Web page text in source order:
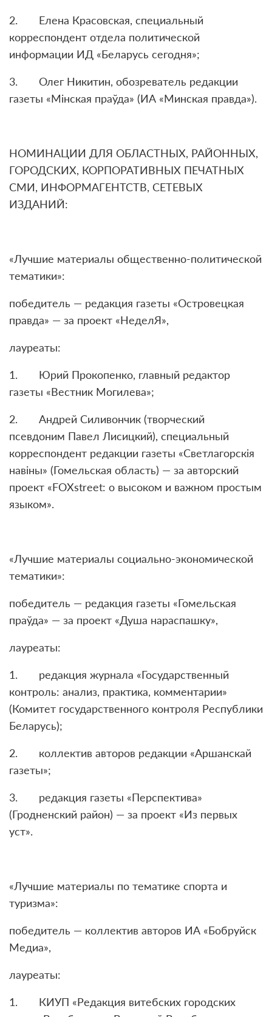
2. Елена Красовская, специальный
корреспондент отдела политической
информации ИД «Беларусь сегодня»;
3. Олег Никитин, обозреватель редакции
газеты «Мінская праўда» (ИА «Минская правда»).
НОМИНАЦИИ ДЛЯ ОБЛАСТНЫХ, РАЙОННЫХ,
ГОРОДСКИХ, КОРПОРАТИВНЫХ ПЕЧАТНЫХ
СМИ, ИНФОРМАГЕНТСТВ, СЕТЕВЫХ
ИЗДАНИЙ:
«Лучшие материалы общественно-политической
тематики»:
победитель — редакция газеты «Островецкая
правда» — за проект «НеделЯ»,
лауреаты:
1. Юрий Прокопенко, главный редактор
газеты «Вестник Могилева»;
2. Андрей Силивончик (творческий
псевдоним Павел Лисицкий), специальный
корреспондент редакции газеты «Светлагорскія
навіны» (Гомельская область) — за авторский
проект «FOXstreet: о высоком и важном простым
языком».
«Лучшие материалы социально-экономической
тематики»:
победитель — редакция газеты «Гомельская
праўда» — за проект «Душа нараспашку»,
лауреаты:
1. редакция журнала «Государственный
контроль: анализ, практика, комментарии»
(Комитет государственного контроля Республики
Беларусь);
2. коллектив авторов редакции «Аршанскай
газеты»;
3. редакция газеты «Перспектива»
(Гродненский район) — за проект «Из первых
уст».
«Лучшие материалы по тематике спорта и
туризма»:
победитель — коллектив авторов ИА «Бобруйск
Медиа»,
лауреаты:
1. КИУП «Редакция витебских городских